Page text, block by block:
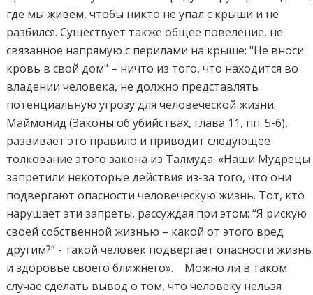
где мы живём, чтобы никто не упал с крыши и не
разбился. Существует также общее повеление, не
связанное напрямую с перилами на крыше: "Не вноси
кровь в свой дом" – ничто из того, что находится во
владении человека, не должно представлять
потенциальную угрозу для человеческой жизни.
Маймонид (Законы об убийствах, глава 11, пп. 5-6),
развивает это правило и приводит следующее
толкование этого закона из Талмуда: «Наши Мудрецы
запретили некоторые действия из-за того, что они
подвергают опасности человеческую жизнь. Тот, кто
нарушает эти запреты, рассуждая при этом: “Я рискую
своей собственной жизнью – какой от этого вред
другим?” - такой человек подвергает опасности жизнь
и здоровье своего ближнего». Можно ли в таком
случае сделать вывод о том, что человеку нельзя